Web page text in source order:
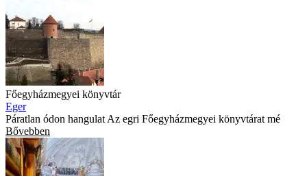
Főegyházmegyei könyvtár
Eger
Páratlan ódon hangulat Az egri Főegyházmegyei könyvtárat mé
Bővebben